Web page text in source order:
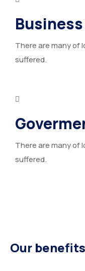
There are many of
suffered.
There are many of
suffered.
Our benefits